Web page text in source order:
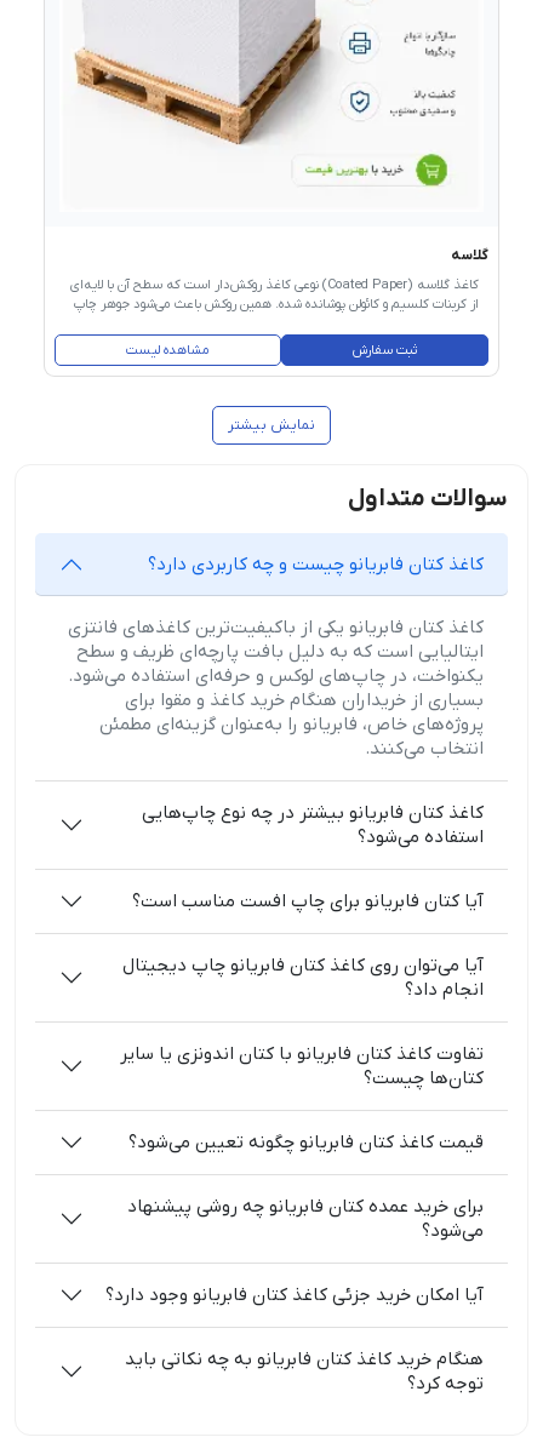
گلاسه
کاغذ گلاسه (Coated Paper) نوعی کاغذ روکش‌دار است که سطح آن با لایه‌ای
از کربنات کلسیم و کائولن پوشانده شده. همین روکش باعث می‌شود جوهر چاپ
وضوح بالاتر و جزئیات ریزتری چاپ شوند. کاغذ گلاسه به دو نوع اصلی تقسیم
می‌شود: براق (Glossy) که بازتاب نور بالایی دارد و برای تصاویر رنگی جذاب‌تر
است، و مات (Matt) که بازتاب کمتری دارد و خواندن متن روی آن راحت‌تر است.
ثبت سفارش مشاهده لیست
نمایش بیشتر
سوالات متداول
کاغذ کتان فابریانو چیست و چه کاربردی دارد؟
کاغذ کتان فابریانو یکی از باکیفیت‌ترین کاغذهای فانتزی
ایتالیایی است که به دلیل بافت پارچه‌ای ظریف و سطح
یکنواخت، در چاپ‌های لوکس و حرفه‌ای استفاده می‌شود.
بسیاری از خریداران هنگام خرید کاغذ و مقوا برای
پروژه‌های خاص، فابریانو را به‌عنوان گزینه‌ای مطمئن
انتخاب می‌کنند.
کاغذ کتان فابریانو بیشتر در چه نوع چاپ‌هایی
استفاده می‌شود؟
آیا کتان فابریانو برای چاپ افست مناسب است؟
آیا می‌توان روی کاغذ کتان فابریانو چاپ دیجیتال
انجام داد؟
تفاوت کاغذ کتان فابریانو با کتان اندونزی یا سایر
کتان‌ها چیست؟
قیمت کاغذ کتان فابریانو چگونه تعیین می‌شود؟
برای خرید عمده کتان فابریانو چه روشی پیشنهاد
می‌شود؟
آیا امکان خرید جزئی کاغذ کتان فابریانو وجود دارد؟
هنگام خرید کاغذ کتان فابریانو به چه نکاتی باید
توجه کرد؟